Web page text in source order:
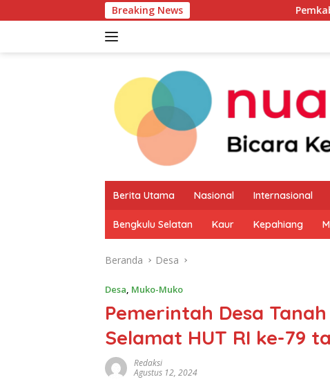
ke
Breaking News Pemkab Kaur Mulai
Berita Utama Nasional Internasional
Bengkulu Selatan Kaur Kepahiang
Beranda Desa
Desa, Muko-Muko
Pemerintah Desa
Selamat HUT RI ke-79
Redaksi
Agustus 12, 2024